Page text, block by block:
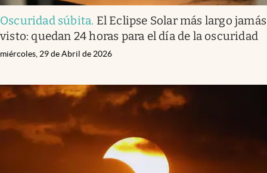
Oscuridad súbita. El Eclipse Solar más largo jamás
visto: quedan 24 horas para el día de la oscuridad
miércoles, 29 de Abril de 2026